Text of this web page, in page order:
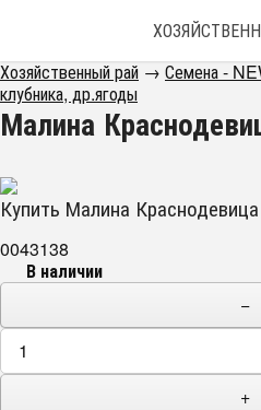
Хозяйственный рай → Семена -
клубника, др.ягоды
Малина
Купить Малина
0043138
В наличии
−
+